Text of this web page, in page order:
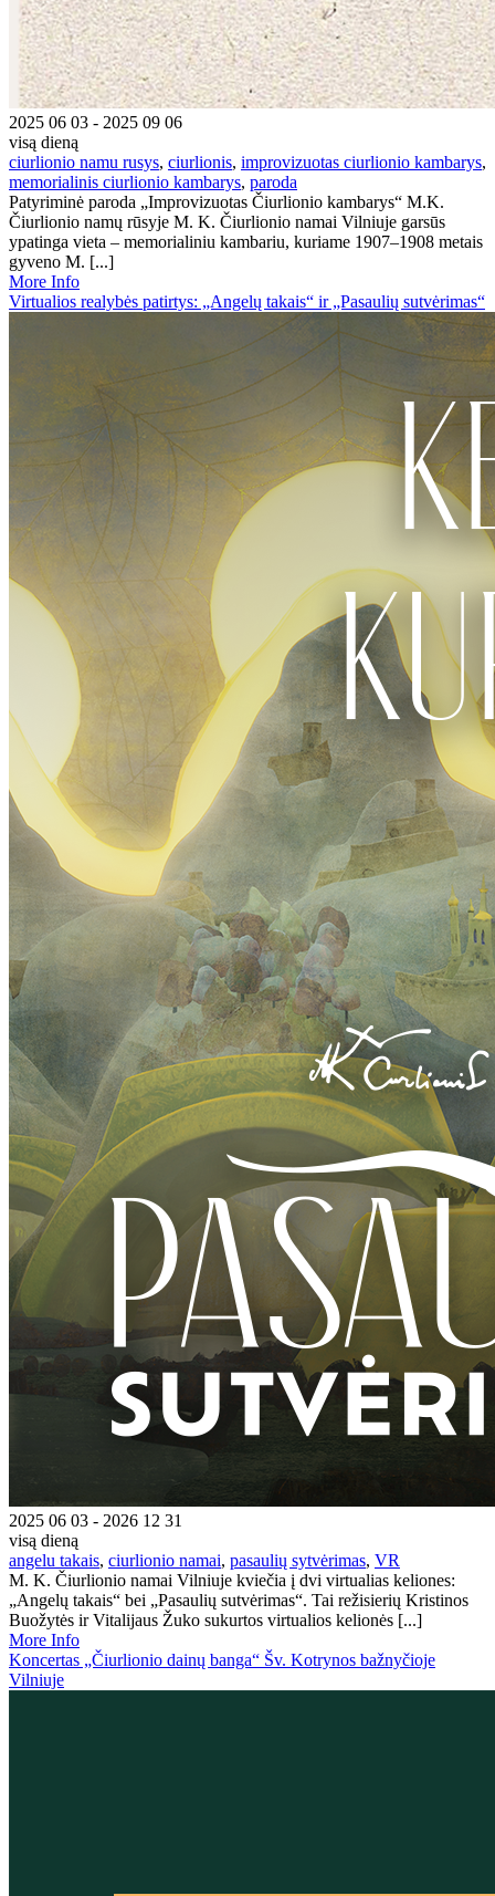
2025 06 03 - 2025 09 06
visą dieną
ciurlionio namu rusys, ciurlionis, improvizuotas ciurlionio kambarys,
memorialinis ciurlionio kambarys, paroda
Patyriminė paroda „Improvizuotas Čiurlionio kambarys“ M.K.
Čiurlionio namų rūsyje M. K. Čiurlionio namai Vilniuje garsūs
ypatinga vieta – memorialiniu kambariu, kuriame 1907–1908 metais
gyveno M. [...]
More Info
Virtualios realybės patirtys: „Angelų takais“ ir „Pasaulių sutvėrimas“
2025 06 03 - 2026 12 31
visą dieną
angelu takais, ciurlionio namai, pasaulių sytvėrimas, VR
M. K. Čiurlionio namai Vilniuje kviečia į dvi virtualias keliones:
„Angelų takais“ bei „Pasaulių sutvėrimas“. Tai režisierių Kristinos
Buožytės ir Vitalijaus Žuko sukurtos virtualios kelionės [...]
More Info
Koncertas „Čiurlionio dainų banga“ Šv. Kotrynos bažnyčioje
Vilniuje